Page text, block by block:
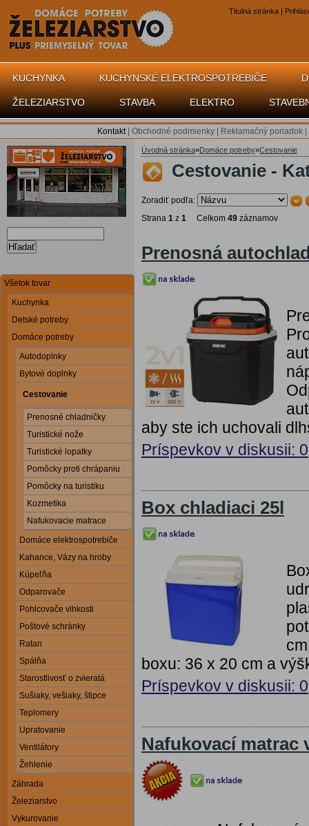
Titulná stránka |
KUCHYNKA KUCHYNSKÉ ELEKTROSPOTREBIČE
ŽELEZIARSTVO STAVBA ELEKTRO
Kontakt| Obchodné podmienky Reklamačný poriadok
Hľadať
Všetok tovar
Kuchynka
Detské potreby
Domáce potreby
Autodoplnky
Bytové doplnky
Cestovanie
Prenosné chladničky
Turistické nože
Turistické lopatky
Pomôcky proti chrápaniu
Pomôcky na turistiku
Kozmetika
Nafukovacie matrace
Domáce elektrospotrebiče
Kahance, Vázy na hroby
Kúpeľňa
Odparovače
Pohlcovače vlhkosti
Poštové schránky
Ratan
Spálňa
Starostlivosť o zvieratá
Sušiaky, vešiaky, štipce
Teplomery
Upratovanie
Ventilátory
Žehlenie
Záhrada
Železiarstvo
Vykurovanie
Úvodná stránka»Domáce potreby»Cestovanie
Cestovanie -
Zoradiť podľa:
Strana 1 z 1 Celkom 49 záznamov
Prenosná
aby ste ich uchovali
Príspevkov v diskusii: 0
Box chladiaci 25l
boxu: 36 x 20 cm a
Príspevkov v diskusii: 0
Nafukovací matrac